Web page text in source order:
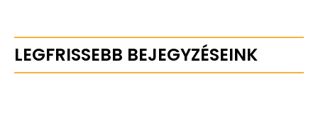
LEGFRISSEBB BEJEGYZÉSEINK